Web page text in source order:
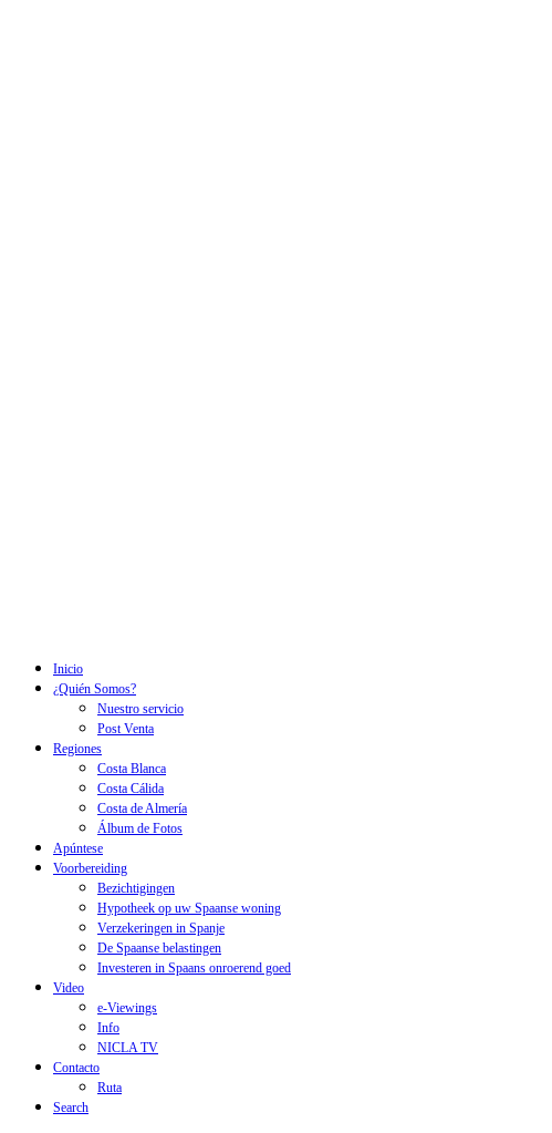
Inicio
¿Quién Somos?
Nuestro servicio
Post Venta
Regiones
Costa Blanca
Costa Cálida
Costa de Almería
Álbum de Fotos
Apúntese
Voorbereiding
Bezichtigingen
Hypotheek op uw Spaanse woning
Verzekeringen in Spanje
De Spaanse belastingen
Investeren in Spaans onroerend goed
Video
e-Viewings
Info
NICLA TV
Contacto
Ruta
Search